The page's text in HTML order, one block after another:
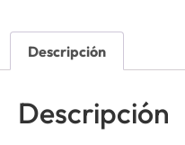
Descripción
Descripción